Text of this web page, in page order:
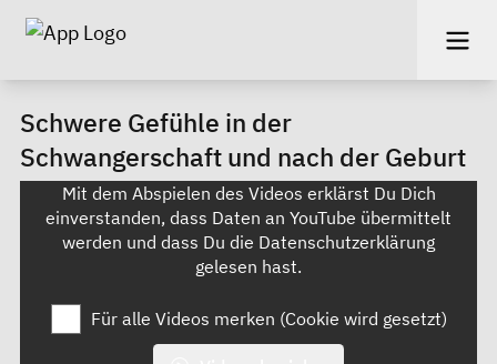
Schwere Gefühle in der
Schwangerschaft und nach der Geburt
Mit dem Abspielen des Videos erklärst Du Dich
einverstanden, dass Daten an YouTube übermittelt
werden und dass Du die Datenschutzerklärung
gelesen hast.
Für alle Videos merken (Cookie wird gesetzt)